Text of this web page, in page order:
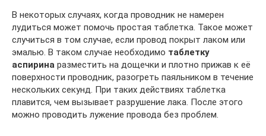
В некоторых случаях, когда проводник не намерен
лудиться может помочь простая таблетка. Такое может
случиться в том случае, если провод покрыт лаком или
эмалью. В таком случае необходимо таблетку
аспирина разместить на дощечки и плотно прижав к её
поверхности проводник, разогреть паяльником в течение
нескольких секунд. При таких действиях таблетка
плавится, чем вызывает разрушение лака. После этого
можно проводить лужение провода без проблем.